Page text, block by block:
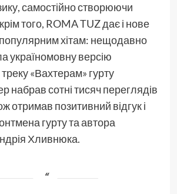
самостійно створюючи
того, ROMA TUZ дає і нове
хітам: нещодавно
україномовну версію
«Вахтерам» гурту
набрав сотні тисяч переглядів
отримав позитивний відгук і
гурту та автора
Хливнюка.